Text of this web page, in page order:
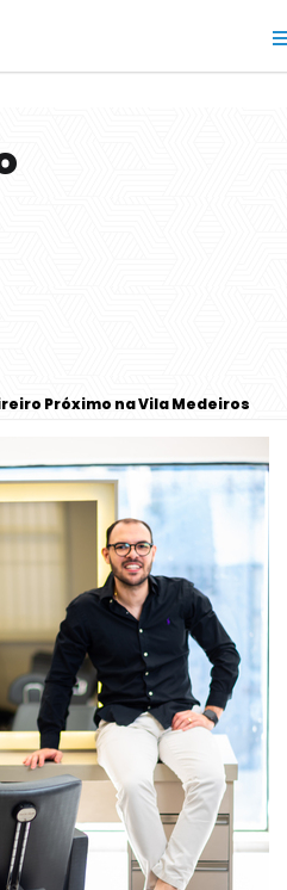
Próximo na Vila Medeiros